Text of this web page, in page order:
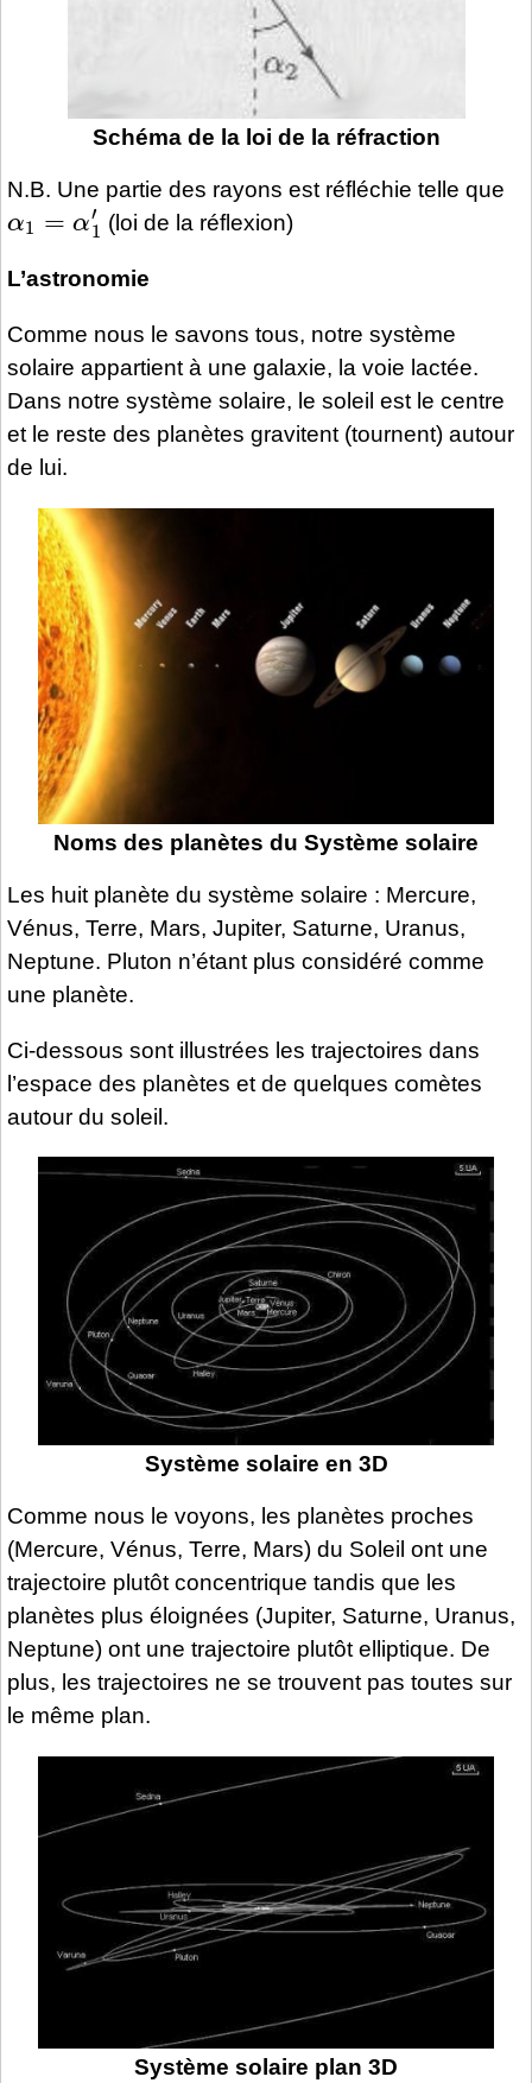
Schéma de la loi de la réfraction
N.B. Une partie des rayons est réfléchie telle que
α1= α1′
(loi de la réflexion)
L’astronomie
Comme nous le savons tous, notre système
solaire appartient à une galaxie, la voie lactée.
Dans notre système solaire, le soleil est le centre
et le reste des planètes gravitent (tournent) autour
de lui.
Noms des planètes du Système solaire
Les huit planète du système solaire : Mercure,
Vénus, Terre, Mars, Jupiter, Saturne, Uranus,
Neptune. Pluton n’étant plus considéré comme
une planète.
Ci-dessous sont illustrées les trajectoires dans
l’espace des planètes et de quelques comètes
autour du soleil.
Système solaire en 3D
Comme nous le voyons, les planètes proches
(Mercure, Vénus, Terre, Mars) du Soleil ont une
trajectoire plutôt concentrique tandis que les
planètes plus éloignées (Jupiter, Saturne, Uranus,
Neptune) ont une trajectoire plutôt elliptique. De
plus, les trajectoires ne se trouvent pas toutes sur
le même plan.
Système solaire plan 3D